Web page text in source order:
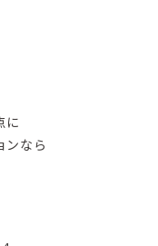
に
ンなら